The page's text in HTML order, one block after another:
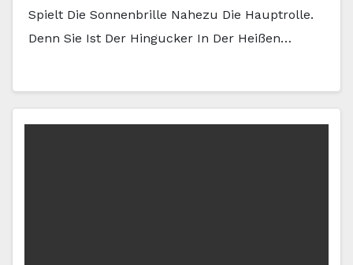
Spielt Die Sonnenbrille Nahezu Die Hauptrolle.
Denn Sie Ist Der Hingucker In Der Heißen…